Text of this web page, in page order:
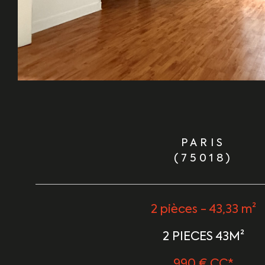
PARIS
(75018)
2 pièces - 43,33 m²
2 PIECES 43M²